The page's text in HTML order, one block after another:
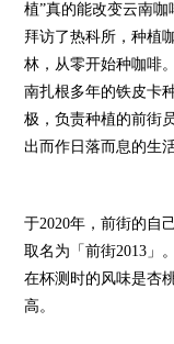
植”真的能改变云南
拜访了热科所，种植
林，从零开始种咖啡
南扎根多年的铁皮卡
极，负责种植的前街
出而作日落而息的生活
于2020年，前街的自
取名为「前街2013」
在杯测时的风味是杏
高。